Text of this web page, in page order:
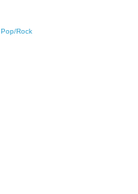
Pop/Rock